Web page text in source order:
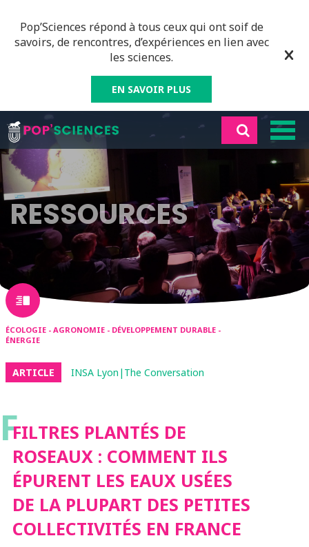
Pop’Sciences répond à tous ceux qui ont soif de
savoirs, de rencontres, d’expériences en lien avec
les sciences.
EN SAVOIR PLUS
RESSOURCES
ÉCOLOGIE - AGRONOMIE - DÉVELOPPEMENT DURABLE -
ÉNERGIE
ARTICLE INSA Lyon|The Conversation
FFILTRES PLANTÉS DE
ROSEAUX : COMMENT ILS
ÉPURENT LES EAUX USÉES
DE LA PLUPART DES PETITES
COLLECTIVITÉS EN FRANCE